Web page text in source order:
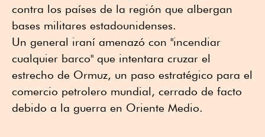
contra los países de la región que albergan
bases militares estadounidenses.
Un general iraní amenazó con "incendiar
cualquier barco" que intentara cruzar el
estrecho de Ormuz, un paso estratégico para el
comercio petrolero mundial, cerrado de facto
debido a la guerra en Oriente Medio.